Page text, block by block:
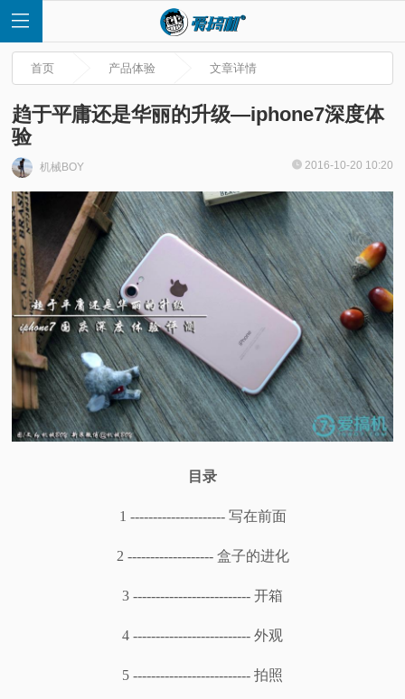
首
页
快
讯
测
视
首页 产品体验 文章详情
趋于平庸还是华丽的升级—iphone7深度体
验
机械BOY 2016-10-20 10:20
目录
1 --------------------- 写在前面
2 ------------------- 盒子的进化
3 -------------------------- 开箱
4 -------------------------- 外观
5 -------------------------- 拍照